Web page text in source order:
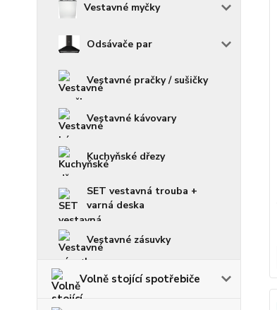
Vestavné myčky
Odsávače par
Vestavné pračky / sušičky
Vestavné kávovary
Kuchyňské dřezy
SET vestavná trouba +
varná deska
Vestavné zásuvky
Volně stojící spotřebiče